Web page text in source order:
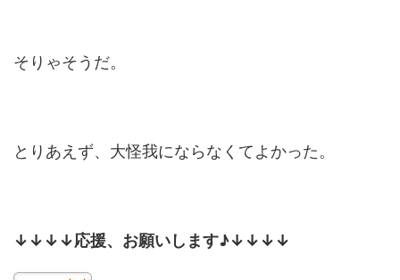
そりゃそうだ。
とりあえず、大怪我にならなくてよかった。
↓↓↓↓応援、お願いします♪↓↓↓↓